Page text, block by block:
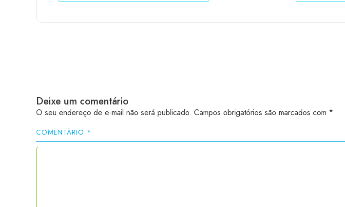
Deixe um comentário
O seu endereço de e-mail não será publicado. Campos obrigatórios são marcados com *
COMENTÁRIO *